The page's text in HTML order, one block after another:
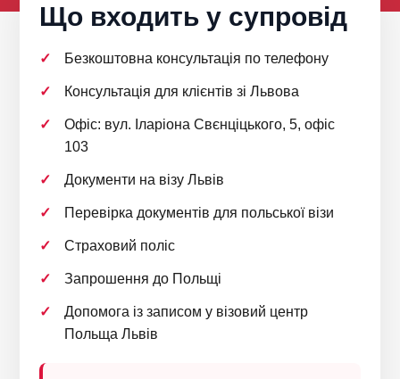
Що входить у супровід
Безкоштовна консультація по телефону
Консультація для клієнтів зі Львова
Офіс: вул. Іларіона Свєнціцького, 5, офіс
103
Документи на візу Львів
Перевірка документів для польської візи
Страховий поліс
Запрошення до Польщі
Допомога із записом у візовий центр
Польща Львів